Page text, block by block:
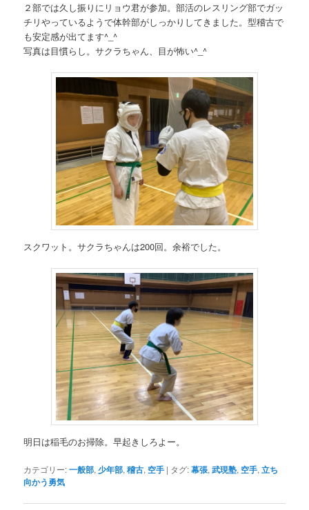
２部では久し振りにリョウ君が参加。部活のレスリング部でガッ
チリやっているようで体幹部がしっかりしてきました。型稽古で
も安定感が出てます^_^
写真は目慣らし。サクラちゃん、目が怖い^_^
スクワット。サクラちゃんは200回。余裕でした。
明日は稲毛のお掃除。早起きしろよー。
カテゴリー:一般部,少年部,稽古, 空手 | タグ:幕張,武現塾, 空手,立ち
向かう勇気